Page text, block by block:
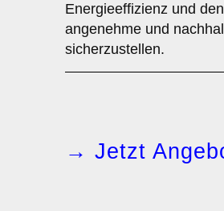
Energieeffizienz und
angenehme und
sicherzustellen.
→ Jetzt